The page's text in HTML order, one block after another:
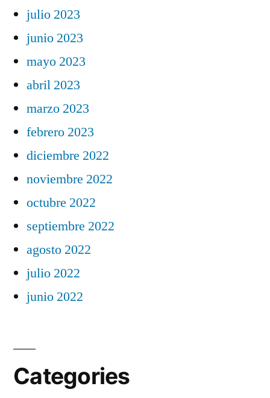
julio 2023
junio 2023
mayo 2023
abril 2023
marzo 2023
febrero 2023
diciembre 2022
noviembre 2022
octubre 2022
septiembre 2022
agosto 2022
julio 2022
junio 2022
Categories